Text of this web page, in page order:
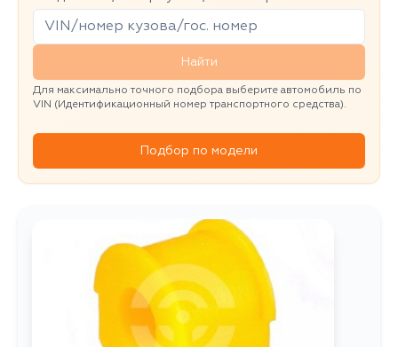
Найти
Для максимально точного подбора выберите автомобиль по
VIN (Идентификационный номер транспортного средства).
Подбор по модели